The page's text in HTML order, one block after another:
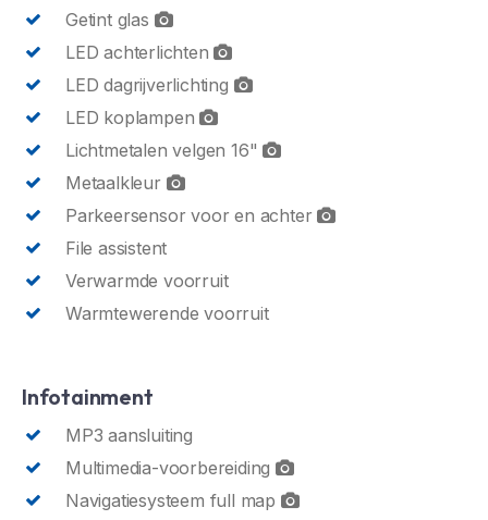
Getint glas
LED achterlichten
LED dagrijverlichting
LED koplampen
Lichtmetalen velgen 16"
Metaalkleur
Parkeersensor voor en achter
File assistent
Verwarmde voorruit
Warmtewerende voorruit
Infotainment
MP3 aansluiting
Multimedia-voorbereiding
Navigatiesysteem full map